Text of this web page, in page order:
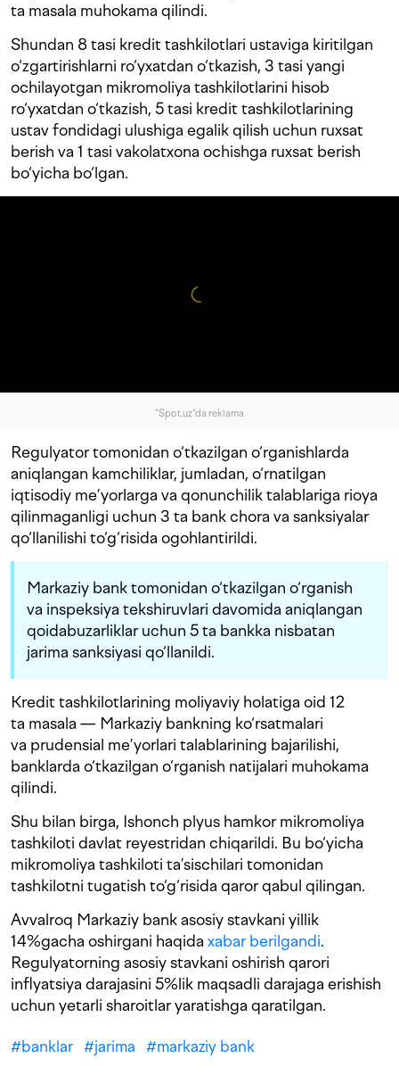
ta masala muhokama qilindi.
Shundan 8 tasi kredit tashkilotlari ustaviga kiritilgan
o‘zgartirishlarni ro‘yxatdan o‘tkazish, 3 tasi yangi
ochilayotgan mikromoliya tashkilotlarini hisob
ro‘yxatdan o‘tkazish, 5 tasi kredit tashkilotlarining
ustav fondidagi ulushiga egalik qilish uchun ruxsat
berish va 1 tasi vakolatxona ochishga ruxsat berish
bo‘yicha bo‘lgan.
"Spot.uz"da reklama
Regulyator tomonidan o‘tkazilgan o‘rganishlarda
aniqlangan kamchiliklar, jumladan, o‘rnatilgan
iqtisodiy me’yorlarga va qonunchilik talablariga rioya
qilinmaganligi uchun 3 ta bank chora va sanksiyalar
qo‘llanilishi to‘g‘risida ogohlantirildi.
Markaziy bank tomonidan o‘tkazilgan o‘rganish
va inspeksiya tekshiruvlari davomida aniqlangan
qoidabuzarliklar uchun 5 ta bankka nisbatan
jarima sanksiyasi qo‘llanildi.
Kredit tashkilotlarining moliyaviy holatiga oid 12
ta masala — Markaziy bankning ko‘rsatmalari
va prudensial me’yorlari talablarining bajarilishi,
banklarda o‘tkazilgan o‘rganish natijalari muhokama
qilindi.
Shu bilan birga, Ishonch plyus hamkor mikromoliya
tashkiloti davlat reyestridan chiqarildi. Bu bo‘yicha
mikromoliya tashkiloti ta’sischilari tomonidan
tashkilotni tugatish to‘g‘risida qaror qabul qilingan.
Avvalroq Markaziy bank asosiy stavkani yillik
14%gacha oshirgani haqida xabar berilgandi.
Regulyatorning asosiy stavkani oshirish qarori
inflyatsiya darajasini 5%lik maqsadli darajaga erishish
uchun yetarli sharoitlar yaratishga qaratilgan.
#banklar #jarima #markaziy bank